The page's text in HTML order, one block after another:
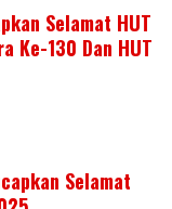
Selamat HUT
Ke-130 Dan HUT
Selamat